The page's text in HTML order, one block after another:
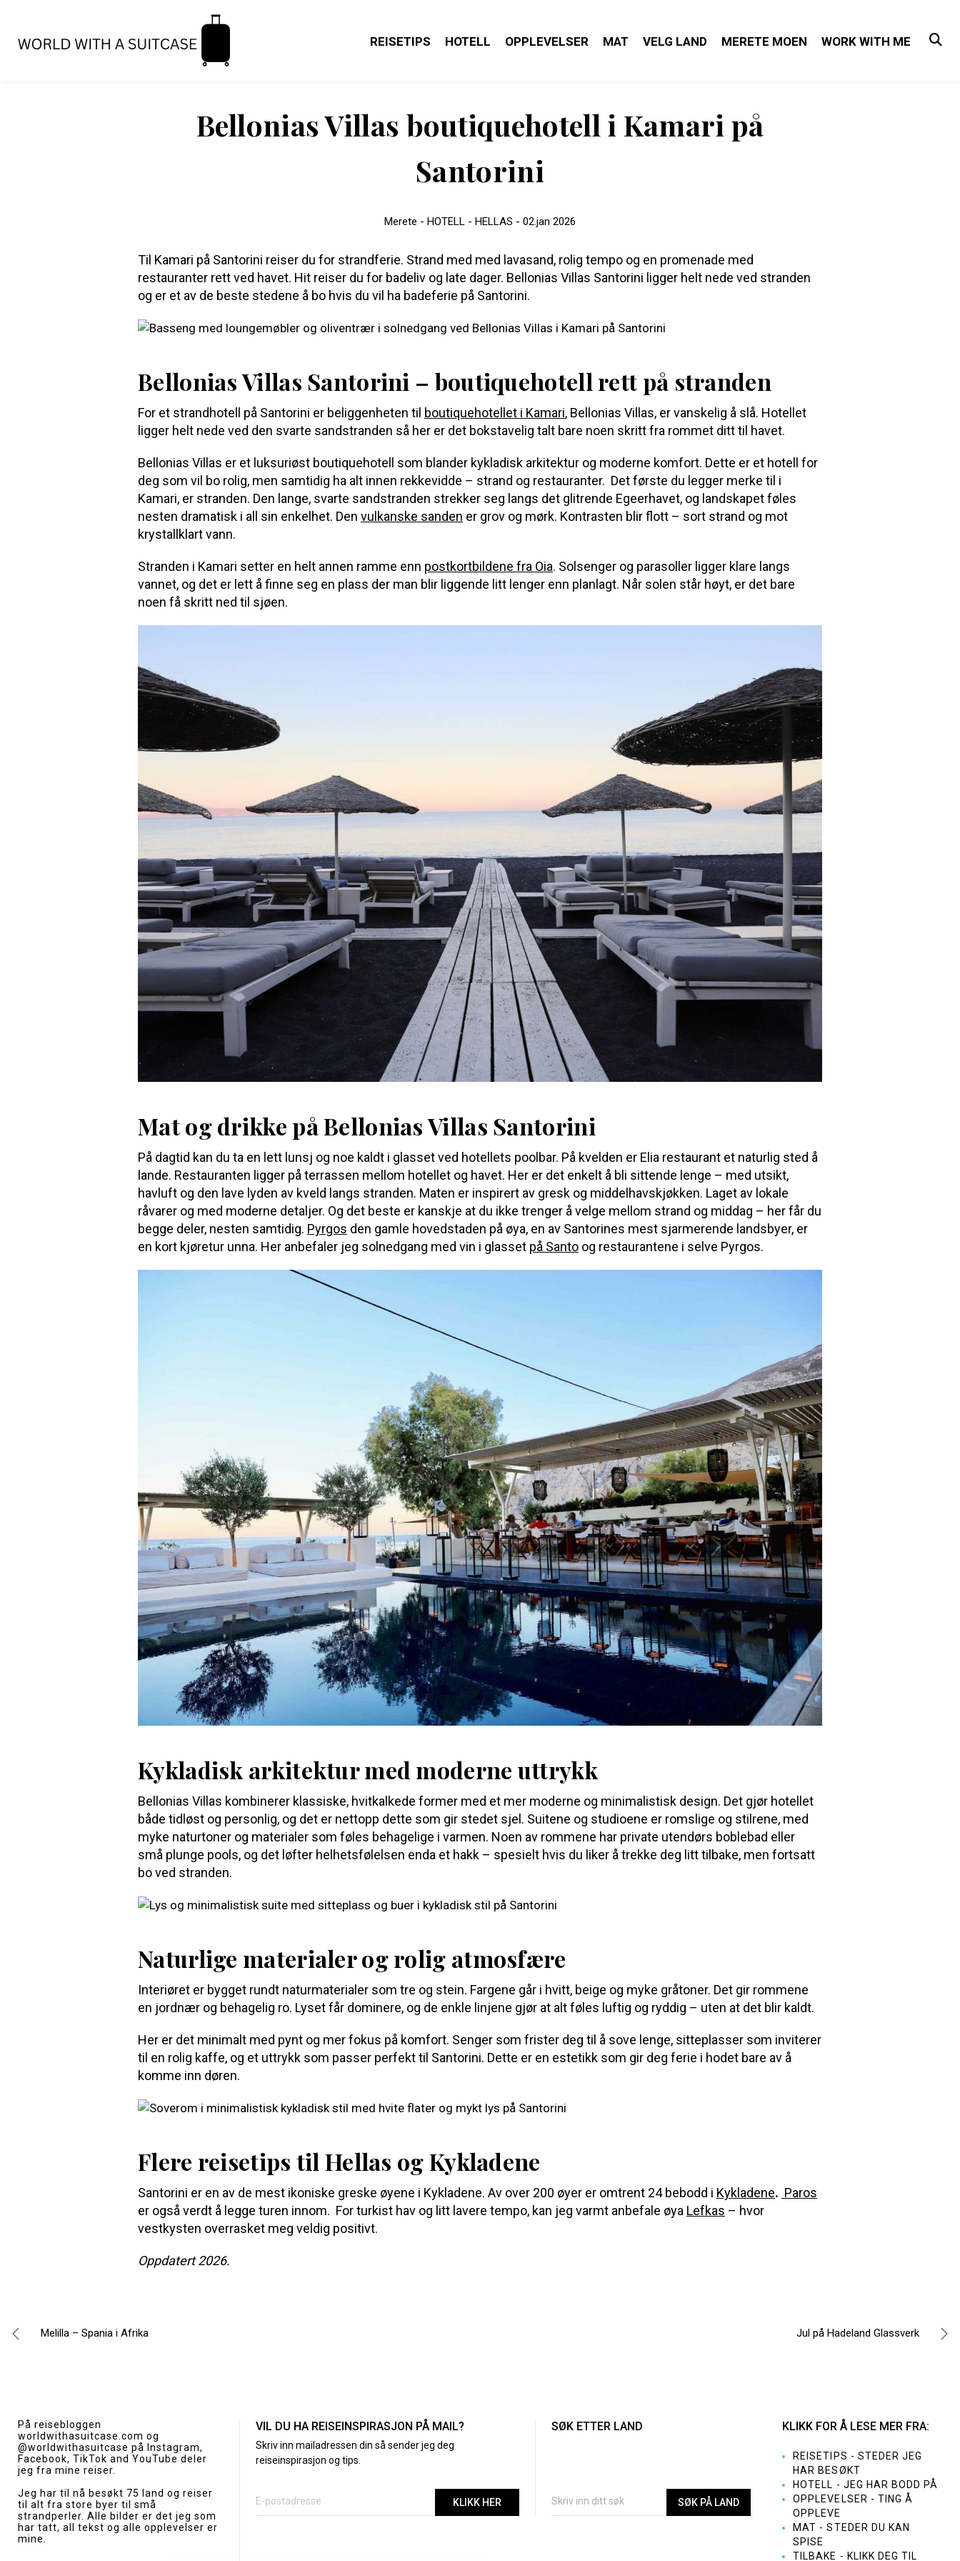
REISETIPS HOTELL OPPLEVELSER MAT VELG LAND MERETE MOEN WORK WITH ME
Bellonias Villas boutiquehotell i Kamari på
Santorini
Merete - HOTELL - HELLAS - 02.jan 2026
Til Kamari på Santorini reiser du for strandferie. Strand med med lavasand, rolig tempo og en promenade med
restauranter rett ved havet. Hit reiser du for badeliv og late dager. Bellonias Villas Santorini ligger helt nede ved stranden
og er et av de beste stedene å bo hvis du vil ha badeferie på Santorini.
Bellonias Villas Santorini – boutiquehotell rett på stranden
For et strandhotell på Santorini er beliggenheten til boutiquehotellet i Kamari, Bellonias Villas, er vanskelig å slå. Hotellet
ligger helt nede ved den svarte sandstranden så her er det bokstavelig talt bare noen skritt fra rommet ditt til havet.
Bellonias Villas er et luksuriøst boutiquehotell som blander kykladisk arkitektur og moderne komfort. Dette er et hotell for
deg som vil bo rolig, men samtidig ha alt innen rekkevidde – strand og restauranter. Det første du legger merke til i
Kamari, er stranden. Den lange, svarte sandstranden strekker seg langs det glitrende Egeerhavet, og landskapet føles
nesten dramatisk i all sin enkelhet. Den vulkanske sanden er grov og mørk. Kontrasten blir flott – sort strand og mot
krystallklart vann.
Stranden i Kamari setter en helt annen ramme enn postkortbildene fra Oia. Solsenger og parasoller ligger klare langs
vannet, og det er lett å finne seg en plass der man blir liggende litt lenger enn planlagt. Når solen står høyt, er det bare
noen få skritt ned til sjøen.
Mat og drikke på Bellonias Villas Santorini
På dagtid kan du ta en lett lunsj og noe kaldt i glasset ved hotellets poolbar. På kvelden er Elia restaurant et naturlig sted å
lande. Restauranten ligger på terrassen mellom hotellet og havet. Her er det enkelt å bli sittende lenge – med utsikt,
havluft og den lave lyden av kveld langs stranden. Maten er inspirert av gresk og middelhavskjøkken. Laget av lokale
råvarer og med moderne detaljer. Og det beste er kanskje at du ikke trenger å velge mellom strand og middag – her får du
begge deler, nesten samtidig. Pyrgos den gamle hovedstaden på øya, en av Santorines mest sjarmerende landsbyer, er
en kort kjøretur unna. Her anbefaler jeg solnedgang med vin i glasset på Santo og restaurantene i selve Pyrgos.
Kykladisk arkitektur med moderne uttrykk
Bellonias Villas kombinerer klassiske, hvitkalkede former med et mer moderne og minimalistisk design. Det gjør hotellet
både tidløst og personlig, og det er nettopp dette som gir stedet sjel. Suitene og studioene er romslige og stilrene, med
myke naturtoner og materialer som føles behagelige i varmen. Noen av rommene har private utendørs boblebad eller
små plunge pools, og det løfter helhetsfølelsen enda et hakk – spesielt hvis du liker å trekke deg litt tilbake, men fortsatt
bo ved stranden.
Naturlige materialer og rolig atmosfære
Interiøret er bygget rundt naturmaterialer som tre og stein. Fargene går i hvitt, beige og myke gråtoner. Det gir rommene
en jordnær og behagelig ro. Lyset får dominere, og de enkle linjene gjør at alt føles luftig og ryddig – uten at det blir kaldt.
Her er det minimalt med pynt og mer fokus på komfort. Senger som frister deg til å sove lenge, sitteplasser som inviterer
til en rolig kaffe, og et uttrykk som passer perfekt til Santorini. Dette er en estetikk som gir deg ferie i hodet bare av å
komme inn døren.
Flere reisetips til Hellas og Kykladene
Santorini er en av de mest ikoniske greske øyene i Kykladene. Av over 200 øyer er omtrent 24 bebodd i Kykladene. Paros
er også verdt å legge turen innom. For turkist hav og litt lavere tempo, kan jeg varmt anbefale øya Lefkas – hvor
vestkysten overrasket meg veldig positivt.
Oppdatert 2026.
Jul på Hadeland Glassverk
Melilla – Spania i Afrika
På reisebloggen
worldwithasuitcase.com og
@worldwithasuitcase på Instagram,
Facebook, TikTok and YouTube deler
jeg fra mine reiser.
Jeg har til nå besøkt 75 land og reiser
til alt fra store byer til små
strandperler. Alle bilder er det jeg som
har tatt, all tekst og alle opplevelser er
mine.
VIL DU HA REISEINSPIRASJON PÅ MAIL?
Skriv inn mailadressen din så sender jeg deg
reiseinspirasjon og tips.
SØK ETTER LAND KLIKK FOR Å LESE MER FRA:
REISETIPS - STEDER JEG
HAR BESØKT
HOTELL - JEG HAR BODD PÅ
OPPLEVELSER - TING Å
OPPLEVE
MAT - STEDER DU KAN
SPISE
TILBAKE - KLIKK DEG TIL